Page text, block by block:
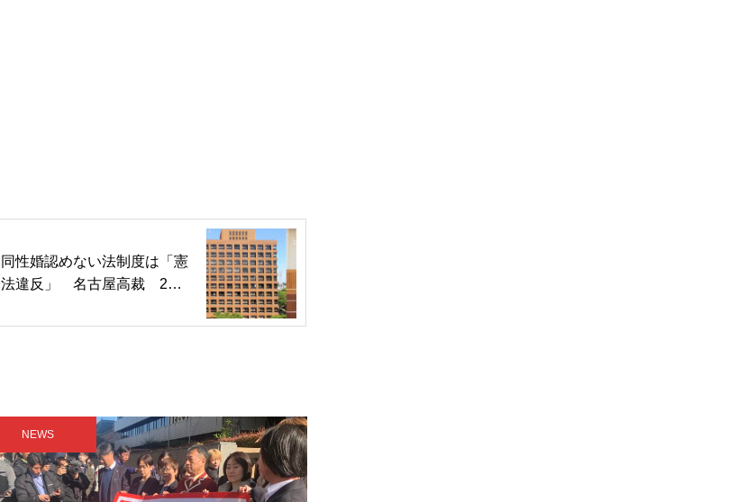
同性婚認めない法制度は「憲
法違反」 名古屋高裁 2審
NEWS